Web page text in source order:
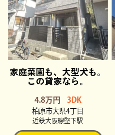
家庭菜園も、大型犬も。
この貸家なら。
4.8万円 3DK
柏原市大県4丁目
近鉄大阪線堅下駅